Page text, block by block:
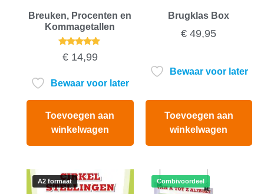
Breuken, Procenten en
Kommagetallen
Gewaardeerd
5.00
€14,99
Bewaar voor later
Toevoegen aan
winkelwagen
Brugklas Box
€ 49,95
Bewaar voor later
Toevoegen aan
winkelwagen
A2 formaat Combivoordeel